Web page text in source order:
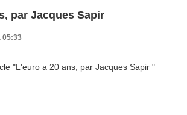
L'euro a 20 ans, par Jacques Sapir
05:33